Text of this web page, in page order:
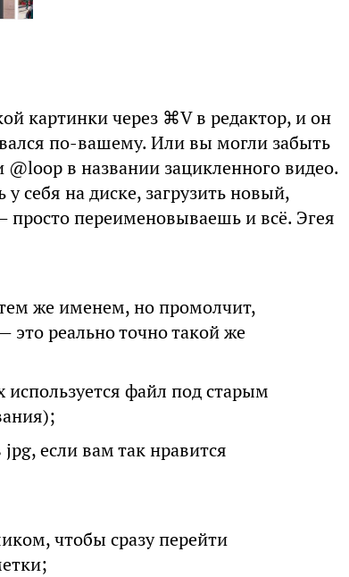
картинки через ⌘V в редактор, и он
по-вашему. Или вы могли забыть
в названии зацикленного видео.
себя на диске, загрузить новый,
просто переименовываешь и всё. Эгея
тем же именем, но промолчит,
реально точно такой же
используется файл под старым
если вам так нравится
чтобы сразу перейти